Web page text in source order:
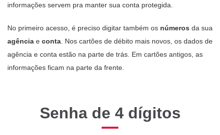
informações servem pra manter sua conta protegida.
No primeiro acesso, é preciso digitar também os números da sua
agência e conta . Nos cartões de débito mais novos, os dados de
agência e conta estão na parte de trás. Em cartões antigos, as
informações ficam na parte da frente.
Senha de 4 dígitos